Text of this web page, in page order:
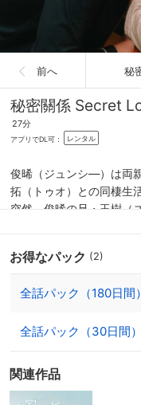
前へ 秘
秘密關係 Secret
27分
アプリでDL可： レンタル
俊晞（ジュンシ―）は両
拓（トゥオ）との同棲生
突然、俊晞の兄・玉樹（
とに。子供に不慣れな２
の父の病気が発覚。追い
お得なパック (2)
全話パック（180日間）
全話パック（30日間）
関連作品